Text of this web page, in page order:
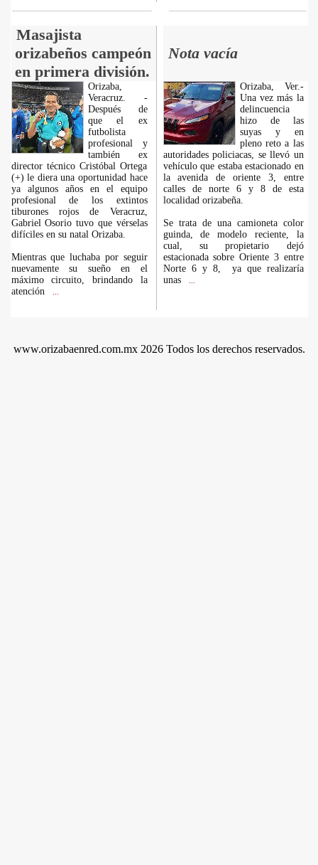
Masajista
orizabeños campeón
en primera división.
Nota vacía
Orizaba,
Veracruz. -
Después de
que el ex
futbolista
profesional y
también ex
director técnico Cristóbal Ortega
(+) le diera una oportunidad hace
ya algunos años en el equipo
profesional de los extintos
tiburones rojos de Veracruz,
Gabriel Osorio tuvo que vérselas
difíciles en su natal Orizaba.
Mientras que luchaba por seguir
nuevamente su sueño en el
máximo circuito, brindando la
atención
Orizaba, Ver.-
Una vez más la
delincuencia
hizo de las
suyas y en
pleno reto a las
autoridades policiacas, se llevó un
vehículo que estaba estacionado en
la avenida de oriente 3, entre
calles de norte 6 y 8 de esta
localidad orizabeña.
Se trata de una camioneta color
guinda, de modelo reciente, la
cual, su propietario dejó
estacionada sobre Oriente 3 entre
Norte 6 y 8, ya que realizaría
unas
www.orizabaenred.com.mx 2026 Todos los derechos reservados.